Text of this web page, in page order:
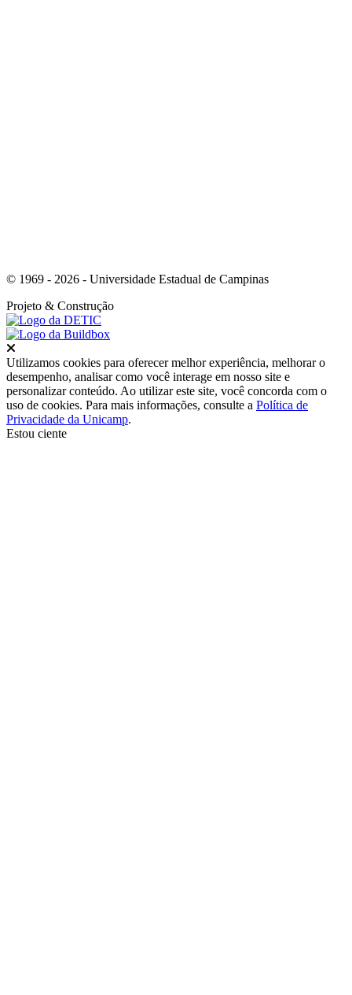
© 1969 - 2026 - Universidade Estadual de Campinas
Projeto & Construção
Utilizamos cookies para oferecer melhor experiência, melhorar o
desempenho, analisar como você interage em nosso site e
personalizar conteúdo. Ao utilizar este site, você concorda com o
uso de cookies. Para mais informações, consulte a Política de
Privacidade da Unicamp.
Estou ciente